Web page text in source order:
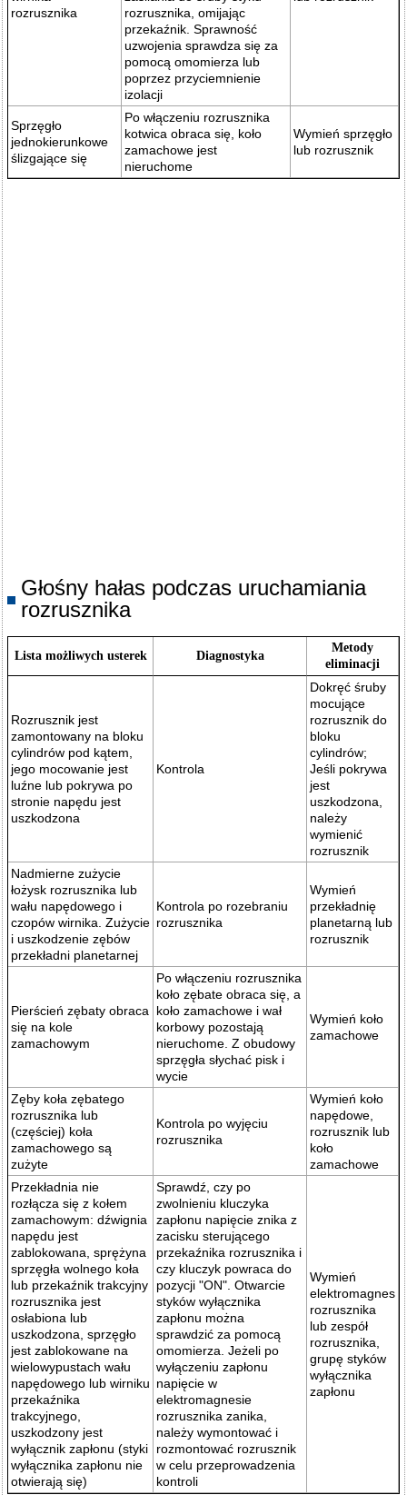
rozrusznika
rozrusznika, omijając
przekaźnik. Sprawność
uzwojenia sprawdza się za
pomocą omomierza lub
poprzez przyciemnienie
izolacji
Sprzęgło
jednokierunkowe
ślizgające się
Po włączeniu rozrusznika
kotwica obraca się, koło
zamachowe jest
nieruchome
Wymień sprzęgło
lub rozrusznik
Głośny hałas podczas uruchamiania
rozrusznika
Lista możliwych usterek Diagnostyka
Metody
eliminacji
Rozrusznik jest
zamontowany na bloku
cylindrów pod kątem,
jego mocowanie jest
luźne lub pokrywa po
stronie napędu jest
uszkodzona
Kontrola
Dokręć śruby
mocujące
rozrusznik do
bloku
cylindrów;
Jeśli pokrywa
jest
uszkodzona,
należy
wymienić
rozrusznik
Nadmierne zużycie
łożysk rozrusznika lub
wału napędowego i
czopów wirnika. Zużycie
i uszkodzenie zębów
przekładni planetarnej
Kontrola po rozebraniu
rozrusznika
Wymień
przekładnię
planetarną lub
rozrusznik
Pierścień zębaty obraca
się na kole
zamachowym
Po włączeniu rozrusznika
koło zębate obraca się, a
koło zamachowe i wał
korbowy pozostają
nieruchome. Z obudowy
sprzęgła słychać pisk i
wycie
Wymień koło
zamachowe
Zęby koła zębatego
rozrusznika lub
(częściej) koła
zamachowego są
zużyte
Kontrola po wyjęciu
rozrusznika
Wymień koło
napędowe,
rozrusznik lub
koło
zamachowe
Przekładnia nie
rozłącza się z kołem
zamachowym: dźwignia
napędu jest
zablokowana, sprężyna
sprzęgła wolnego koła
lub przekaźnik trakcyjny
rozrusznika jest
osłabiona lub
uszkodzona, sprzęgło
jest zablokowane na
wielowypustach wału
napędowego lub wirniku
przekaźnika
trakcyjnego,
uszkodzony jest
wyłącznik zapłonu (styki
wyłącznika zapłonu nie
otwierają się)
Sprawdź, czy po
zwolnieniu kluczyka
zapłonu napięcie znika z
zacisku sterującego
przekaźnika rozrusznika i
czy kluczyk powraca do
pozycji "ON". Otwarcie
styków wyłącznika
zapłonu można
sprawdzić za pomocą
omomierza. Jeżeli po
wyłączeniu zapłonu
napięcie w
elektromagnesie
rozrusznika zanika,
należy wymontować i
rozmontować rozrusznik
w celu przeprowadzenia
kontroli
Wymień
elektromagnes
rozrusznika
lub zespół
rozrusznika,
grupę styków
wyłącznika
zapłonu